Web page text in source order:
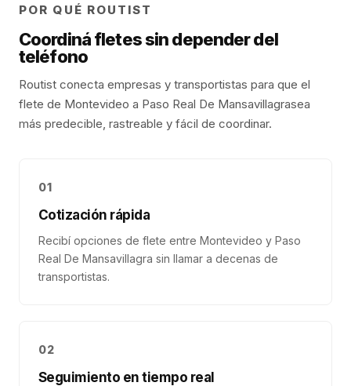
POR QUÉ ROUTIST
Coordiná fletes sin depender del
teléfono
Routist conecta empresas y transportistas para que el
flete de Montevideo a Paso Real De Mansavillagrasea
más predecible, rastreable y fácil de coordinar.
01
Cotización rápida
Recibí opciones de flete entre Montevideo y Paso
Real De Mansavillagra sin llamar a decenas de
transportistas.
02
Seguimiento en tiempo real